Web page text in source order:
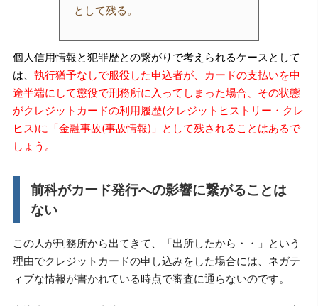
として残る。
個人信用情報と犯罪歴との繋がりで考えられるケースとして
は、 執行猶予なしで服役した申込者が、カードの支払いを中
途半端にして懲役で刑務所に入ってしまった場合、その状態
がクレジットカードの利用履歴(クレジットヒストリー・クレ
ヒス)に「金融事故(事故情報)」として残されることはあるで
しょう。
前科がカード発行への影響に繋がることは
ない
この人が刑務所から出てきて、「出所したから・・」という
理由でクレジットカードの申し込みをした場合には、ネガテ
ィブな情報が書かれている時点で審査に通らないのです。